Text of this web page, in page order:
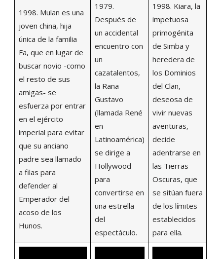
1998. Mulan es una
joven china, hija
única de la familia
Fa, que en lugar de
buscar novio -como
el resto de sus
amigas- se
esfuerza por entrar
en el ejército
imperial para evitar
que su anciano
padre sea llamado
a filas para
defender al
Emperador del
acoso de los
Hunos.
1979.
Después de
un accidental
encuentro con
un
cazatalentos,
la Rana
Gustavo
(llamada René
en
Latinoamérica)
se dirige a
Hollywood
para
convertirse en
una estrella
del
espectáculo.
1998. Kiara, la
impetuosa
primogénita
de Simba y
heredera de
los Dominios
del Clan,
deseosa de
vivir nuevas
aventuras,
decide
adentrarse en
las Tierras
Oscuras, que
se sitúan fuera
de los límites
establecidos
para ella.